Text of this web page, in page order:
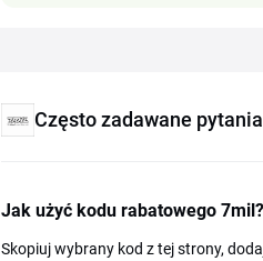
Często zadawane pytania
Jak użyć kodu rabatowego 7mil?
Skopiuj wybrany kod z tej strony,